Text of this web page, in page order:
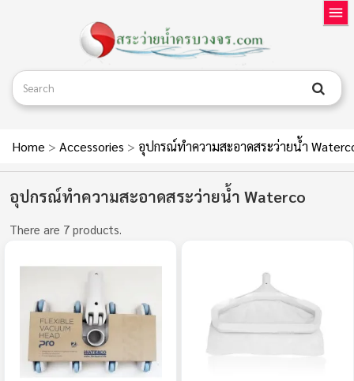
Home > Accessories > อุปกรณ์ทำความสะอาดสระว่ายน้ำ
อุปกรณ์ทำความสะอาดสระว่ายน้ำ Waterco
There are 7 products.